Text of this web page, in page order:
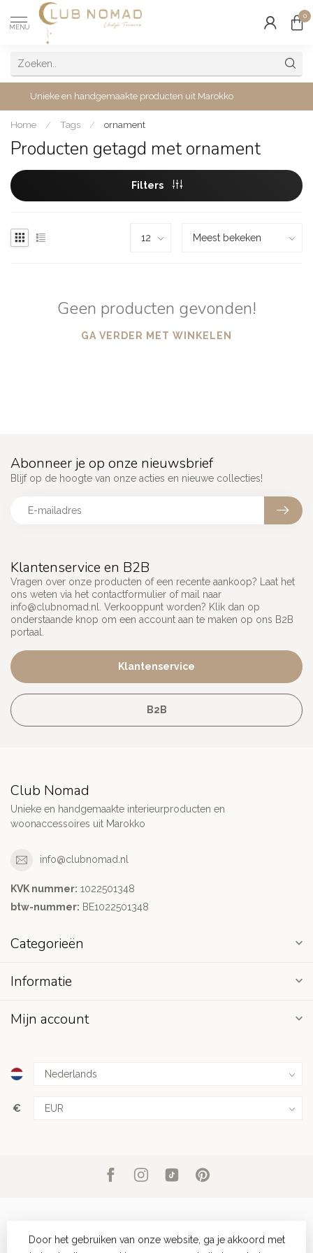
MENU
0
Unieke en handgemaakte producten uit Marokko
Home / Tags / ornament
Producten getagd met ornament
Filters
Geen producten gevonden!
GA VERDER MET WINKELEN
Klantenservice en B2B
Vragen over onze producten of een recente aankoop? Laat het
ons weten via het contactformulier of mail naar
info@clubnomad.nl
. Verkooppunt worden? Klik dan op
onderstaande knop om een account aan te maken op ons B2B
portaal.
Klantenservice
B2B
Abonneer je op onze nieuwsbrief
Blijf op de hoogte van onze acties en nieuwe collecties!
Club Nomad
Unieke en handgemaakte interieurproducten en
woonaccessoires uit Marokko
info@clubnomad.nl
KVK nummer: 1022501348
btw-nummer: BE1022501348
Categorieën
Informatie
Mijn account
€
Door het gebruiken van onze website, ga je akkoord met